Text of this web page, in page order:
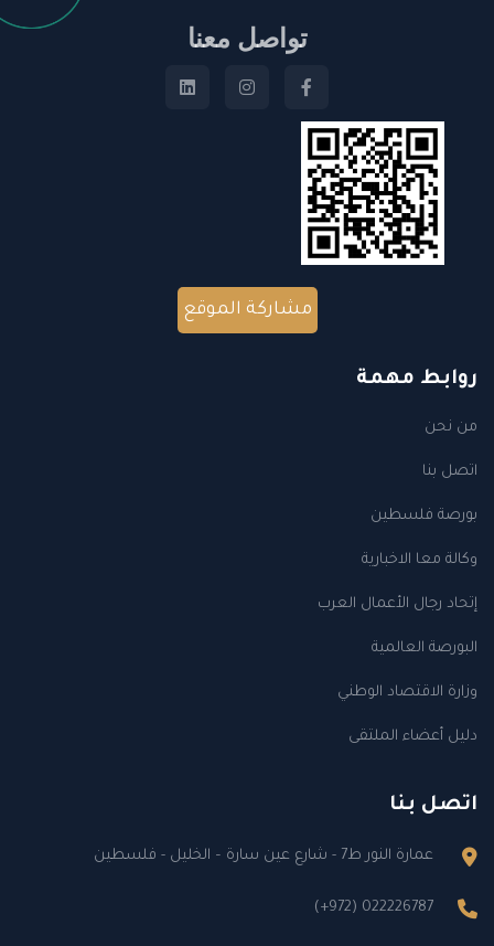
تواصل معنا
مشاركة الموقع
روابط مهمة
من نحن
اتصل بنا
بورصة فلسطين
وكالة معا الاخبارية
إتحاد رجال الأعمال العرب
البورصة العالمية
وزارة الاقتصاد الوطني
دليل أعضاء الملتقى
اتصل بنا
عمارة النور ط7 - شارع عين سارة – الخليل - فلسطين
(+972) 022226787